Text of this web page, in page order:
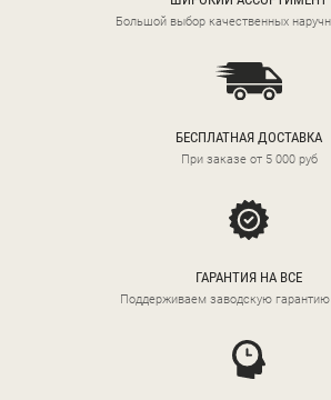
Большой выбор качественных
БЕСПЛАТНАЯ ДОСТАВКА
При заказе от 5 000 руб
ГАРАНТИЯ НА ВСЕ
Поддерживаем заводскую